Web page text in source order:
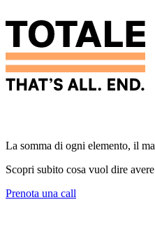
La somma di ogni elemento, il
Scopri subito cosa vuol dire
Prenota una call